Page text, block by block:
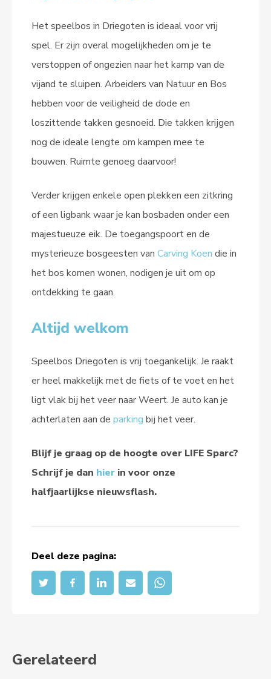
Het speelbos in Driegoten is ideaal voor vrij
spel. Er zijn overal mogelijkheden om je te
verstoppen of ongezien naar het kamp van de
vijand te sluipen. Arbeiders van Natuur en Bos
hebben voor de veiligheid de dode en
loszittende takken gesnoeid. Die takken krijgen
nog de ideale lengte om kampen mee te
bouwen. Ruimte genoeg daarvoor!
Verder krijgen enkele open plekken een zitkring
of een ligbank waar je kan bosbaden onder een
majestueuze eik. De toegangspoort en de
mysterieuze bosgeesten van Carving Koen die in
het bos komen wonen, nodigen je uit om op
ontdekking te gaan.
Altijd welkom
Speelbos Driegoten is vrij toegankelijk. Je raakt
er heel makkelijk met de fiets of te voet en het
ligt vlak bij het veer naar Weert. Je auto kan je
achterlaten aan de parking bij het veer.
Blijf je graag op de hoogte over LIFE Sparc?
Schrijf je dan hier in voor onze
halfjaarlijkse nieuwsflash.
Deel deze pagina:
Gerelateerd